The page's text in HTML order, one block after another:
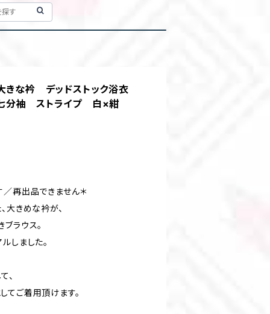
な衿 デッドストック浴衣
分袖 ストライプ 白×紺
再出品できません＊
大きめな衿が、
ラウス。
しました。
、
てご着用頂けます。